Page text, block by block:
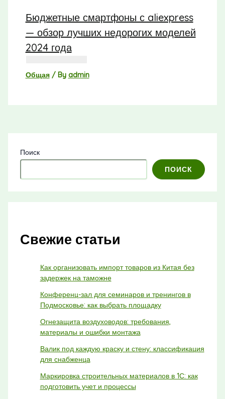
Бюджетные смартфоны с aliexpress
— обзор лучших недорогих моделей
2024 года
Общая/ By admin
Поиск
ПОИСК
Свежие статьи
Как организовать импорт товаров из Китая без
задержек на таможне
Конференц-зал для семинаров и тренингов в
Подмосковье: как выбрать площадку
Огнезащита воздуховодов: требования,
материалы и ошибки монтажа
Валик под каждую краску и стену: классификация
для снабженца
Маркировка строительных материалов в 1С: как
подготовить учет и процессы